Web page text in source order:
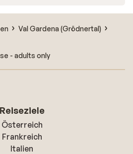
Val Gardena (Grödnertal)
- adults only
Reiseziele
Österreich
Frankreich
Italien